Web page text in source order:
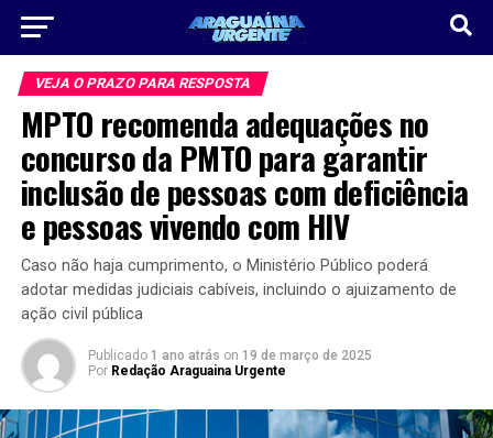
VEJA O PRAZO PARA RESPOSTA
MPTO recomenda adequações no
concurso da PMTO para garantir
inclusão de pessoas com deficiência
e pessoas vivendo com HIV
Caso não haja cumprimento, o Ministério Público poderá
adotar medidas judiciais cabíveis, incluindo o ajuizamento de
ação civil pública
Publicado 1 ano atrás on 19 de março de 2025
Por Redação Araguaina Urgente